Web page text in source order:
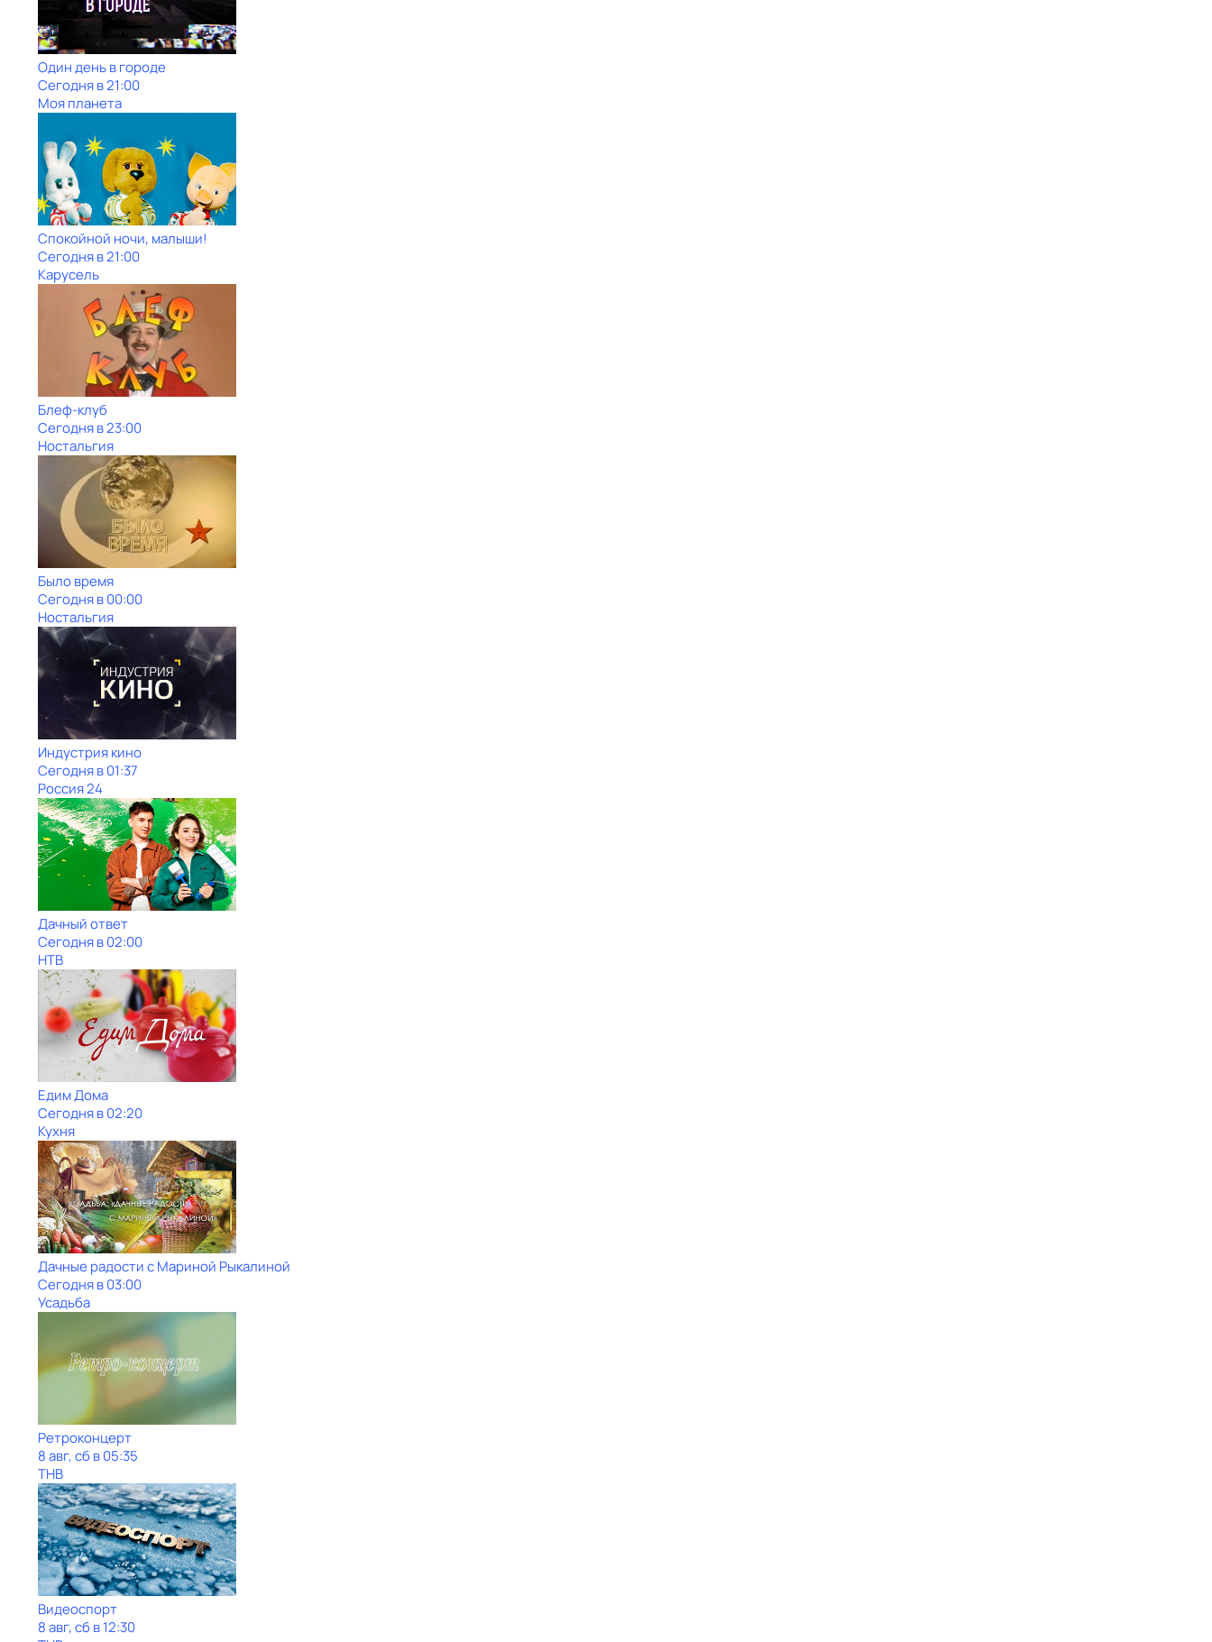
Один день в городе
Сегодня в 21:00
Моя планета
Спокойной ночи, малыши!
Сегодня в 21:00
Карусель
Блеф-клуб
Сегодня в 23:00
Ностальгия
Было время
Сегодня в 00:00
Ностальгия
Индустрия кино
Сегодня в 01:37
Россия 24
Дачный ответ
Сегодня в 02:00
НТВ
Едим Дома
Сегодня в 02:20
Кухня
Дачные радости с Мариной Рыкалиной
Сегодня в 03:00
Усадьба
Ретроконцерт
8 авг, сб в 05:35
ТНВ
Видеоспорт
8 авг, сб в 12:30